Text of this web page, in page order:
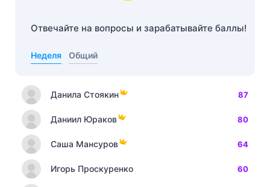
Отвечайте на вопросы и зарабатывайте баллы!
Неделя Общий
Данила Стоякин 87
Даниил Юраков 80
Саша Мансуров 64
Игорь Проскуренко 60